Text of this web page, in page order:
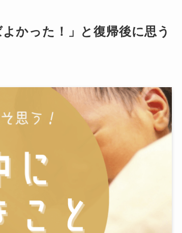
かった！」と復帰後に思う